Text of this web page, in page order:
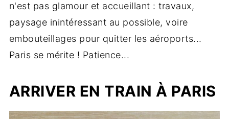
n'est pas glamour et accueillant : travaux,
paysage inintéressant au possible, voire
embouteillages pour quitter les aéroports...
Paris se mérite ! Patience...
ARRIVER EN TRAIN À PARIS